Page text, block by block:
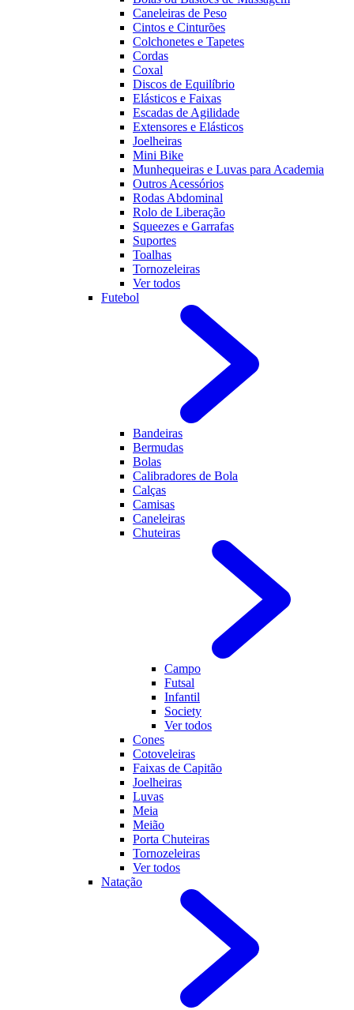
Caneleiras de Peso
Cintos e Cinturões
Colchonetes e Tapetes
Cordas
Coxal
Discos de Equilíbrio
Elásticos e Faixas
Escadas de Agilidade
Extensores e Elásticos
Joelheiras
Mini Bike
Munhequeiras e Luvas para Academia
Outros Acessórios
Rodas Abdominal
Rolo de Liberação
Squeezes e Garrafas
Suportes
Toalhas
Tornozeleiras
Ver todos
Futebol
Bandeiras
Bermudas
Bolas
Calibradores de Bola
Calças
Camisas
Caneleiras
Chuteiras
Campo
Futsal
Infantil
Society
Ver todos
Cones
Cotoveleiras
Faixas de Capitão
Joelheiras
Luvas
Meia
Meião
Porta Chuteiras
Tornozeleiras
Ver todos
Natação